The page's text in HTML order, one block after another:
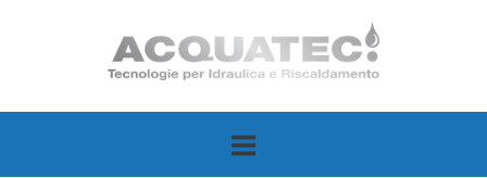
Home